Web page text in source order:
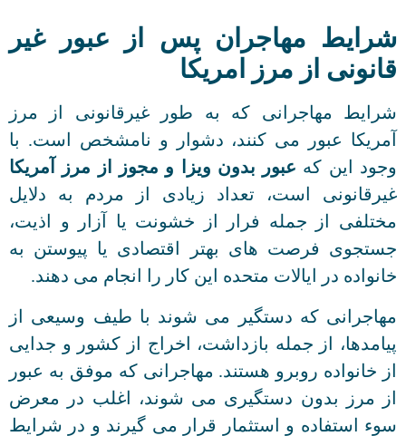
شرایط مهاجران پس از عبور غیر
قانونی از مرز امریکا
شرایط مهاجرانی که به طور غیرقانونی از مرز
آمریکا عبور می کنند، دشوار و نامشخص است. با
وجود این که عبور بدون ویزا و مجوز از مرز آمریکا
غیرقانونی است، تعداد زیادی از مردم به دلایل
مختلفی از جمله فرار از خشونت یا آزار و اذیت،
جستجوی فرصت های بهتر اقتصادی یا پیوستن به
خانواده در ایالات متحده این کار را انجام می دهند.
مهاجرانی که دستگیر می شوند با طیف وسیعی از
پیامدها، از جمله بازداشت، اخراج از کشور و جدایی
از خانواده روبرو هستند. مهاجرانی که موفق به عبور
از مرز بدون دستگیری می شوند، اغلب در معرض
سوء استفاده و استثمار قرار می گیرند و در شرایط